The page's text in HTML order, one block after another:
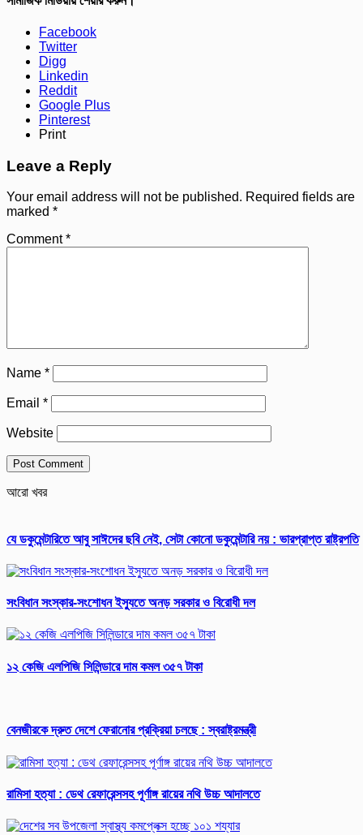
Facebook
Twitter
Digg
Linkedin
Reddit
Google Plus
Pinterest
Print
Leave a Reply
Your email address will not be published. Required fields are
marked *
Comment*
Name *
Email *
Website
আরো খবর
যে ডকুমেন্টারিতে আবু সাঈদের ছবি নেই, সেটা কোনো ডকুমেন্টারি নয় : ভারপ্রাপ্ত রাষ্ট্রপতি
সংবিধান সংস্কার-সংশোধন ইস্যুতে অনড় সরকার ও বিরোধী দল
১২ কেজি এলপিজি সিলিন্ডারে দাম কমল ৩৫৭ টাকা
বেনজীরকে দ্রুত দেশে ফেরানোর প্রক্রিয়া চলছে : স্বরাষ্ট্রমন্ত্রী
রামিসা হত্যা : ডেথ রেফারেন্সসহ পূর্ণাঙ্গ রায়ের নথি উচ্চ আদালতে